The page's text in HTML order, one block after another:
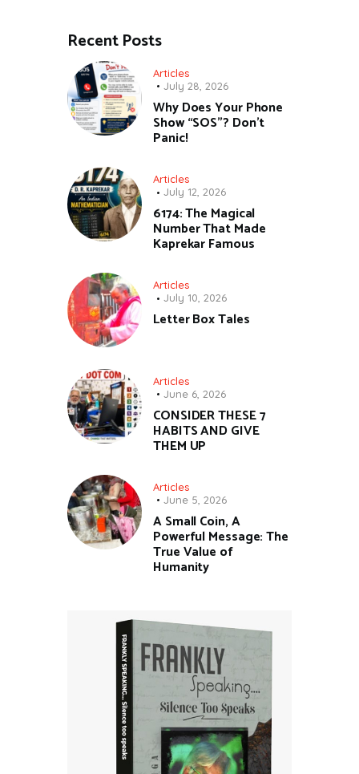
Recent Posts
Articles
July 28, 2026
Why Does Your Phone
Show “SOS”? Don’t
Panic!
Articles
July 12, 2026
6174: The Magical
Number That Made
Kaprekar Famous
Articles
July 10, 2026
Letter Box Tales
Articles
June 6, 2026
CONSIDER THESE 7
HABITS AND GIVE
THEM UP
Articles
June 5, 2026
A Small Coin, A
Powerful Message: The
True Value of
Humanity